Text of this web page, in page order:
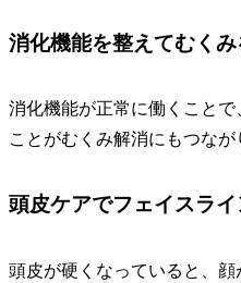
消化機能を整えてむく
消化機能が正常に働くこと
ことがむくみ解消にもつな
頭皮ケアでフェイスライ
頭皮が硬くなっていると、